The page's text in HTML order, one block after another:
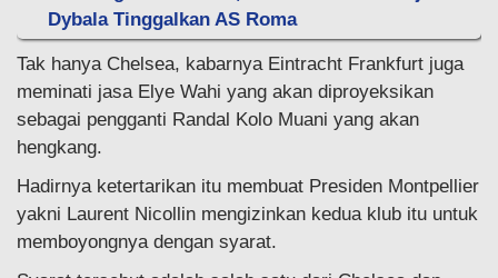
Dybala Tinggalkan AS Roma
Tak hanya Chelsea, kabarnya Eintracht Frankfurt juga
meminati jasa Elye Wahi yang akan diproyeksikan
sebagai pengganti Randal Kolo Muani yang akan
hengkang.
Hadirnya ketertarikan itu membuat Presiden Montpellier
yakni Laurent Nicollin mengizinkan kedua klub itu untuk
memboyongnya dengan syarat.